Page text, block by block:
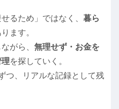
るため」ではなく、 暮ら
ます。
がら、 無理せず・お金を
を探していく。
つ、リアルな記録として残